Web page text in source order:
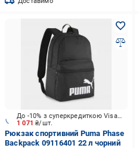
1 071₴/шт.
До -10% з суперкредиткою Visa Вигода
Рюкзак спортивний Puma Phase
Backpack 09116401 22 л чорний